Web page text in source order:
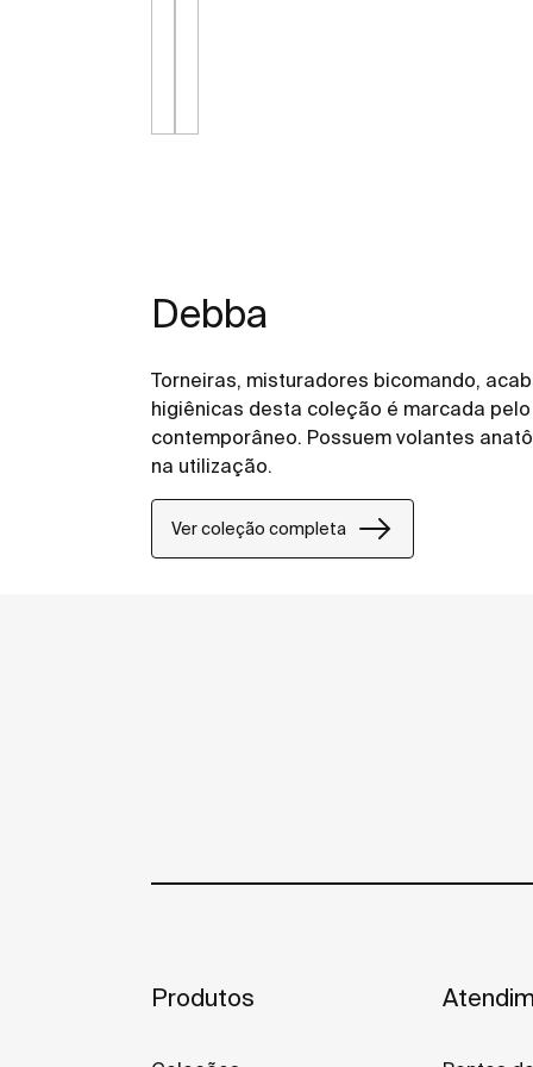
Debba
Torneiras, misturadores bicomando,
higiênicas desta coleção é marcada
contemporâneo. Possuem volantes
na utilização.
Ver coleção completa
Produtos